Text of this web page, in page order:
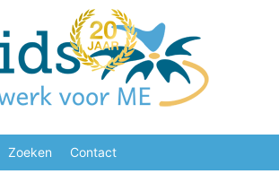
Zoeken Contact